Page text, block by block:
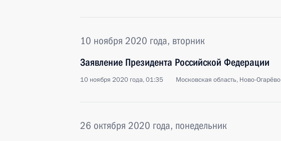
10 ноября 2020 года, вторник
Заявление Президента Российской Федерации
10 ноября 2020 года, 01:35 Московская область, Ново-Огарёво
26 октября 2020 года, понедельник